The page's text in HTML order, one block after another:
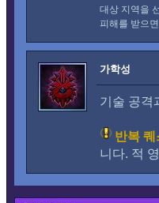
대상 지역을
피해를 받으
가학성
기술 공격
반복
니다. 적